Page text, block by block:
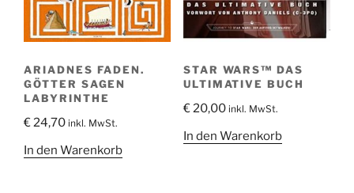
ARIADNES FADEN.
GÖTTER SAGEN
LABYRINTHE
€24,70 inkl. MwSt.
In den Warenkorb
STAR WARS™ DAS
ULTIMATIVE BUCH
€20,00 inkl. MwSt.
In den Warenkorb